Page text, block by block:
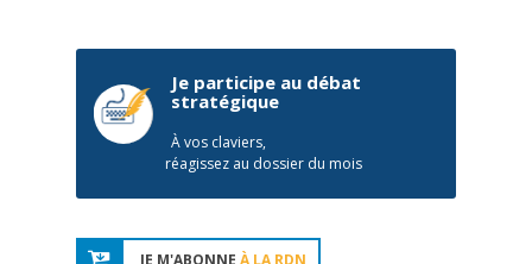
Je participe au débat
stratégique
À vos claviers,
réagissez au dossier du mois
JE M'ABONNE À LA RDN